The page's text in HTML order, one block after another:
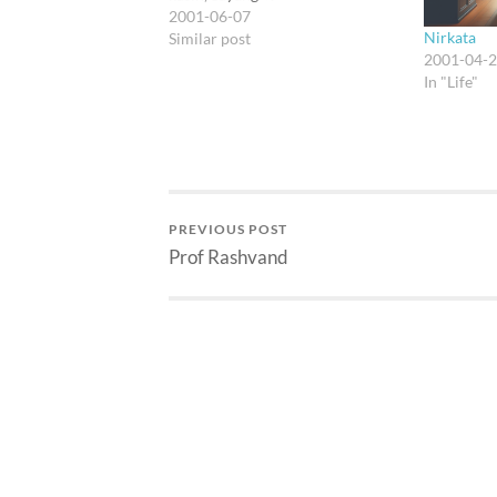
2001-06-07
Similar post
Nirkata
2001-04-
In "Life"
PREVIOUS POST
Prof Rashvand